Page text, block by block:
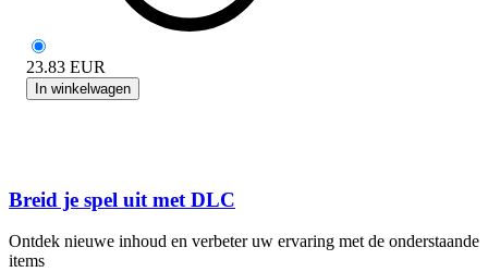
23.83 EUR
In winkelwagen
Breid je spel uit met DLC
Ontdek nieuwe inhoud en verbeter uw ervaring met de onderstaande
items